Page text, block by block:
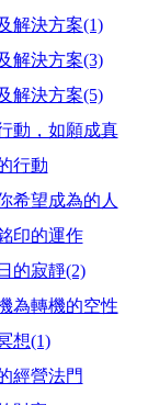
解決方案(1)
解決方案(3)
解決方案(5)
動，如願成真
行動
希望成為的人
印的運作
的寂靜(2)
為轉機的空性
想(1)
經營法門